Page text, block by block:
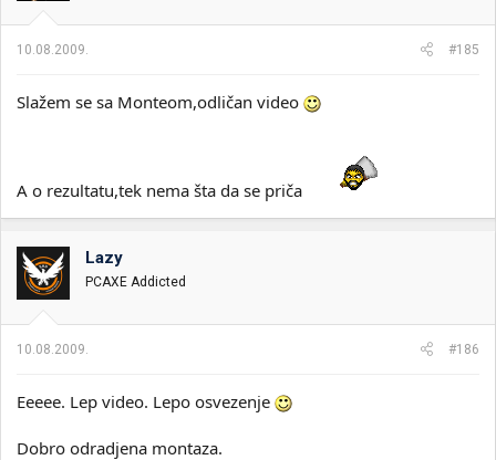
10.08.2009. #185
Slažem se sa Monteom,odličan video
A o rezultatu,tek nema šta da se priča
Lazy
PCAXE Addicted
10.08.2009. #186
Eeeee. Lep video. Lepo osvezenje
Dobro odradjena montaza.